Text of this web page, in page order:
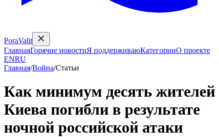
PoraValit
ГлавнаяГорячие новостиЯ поддерживаюКатегорииО проекте
ENRU
Главная/Война/Статьи
Как минимум десять жителей
Киева погибли в результате
ночной российской атаки